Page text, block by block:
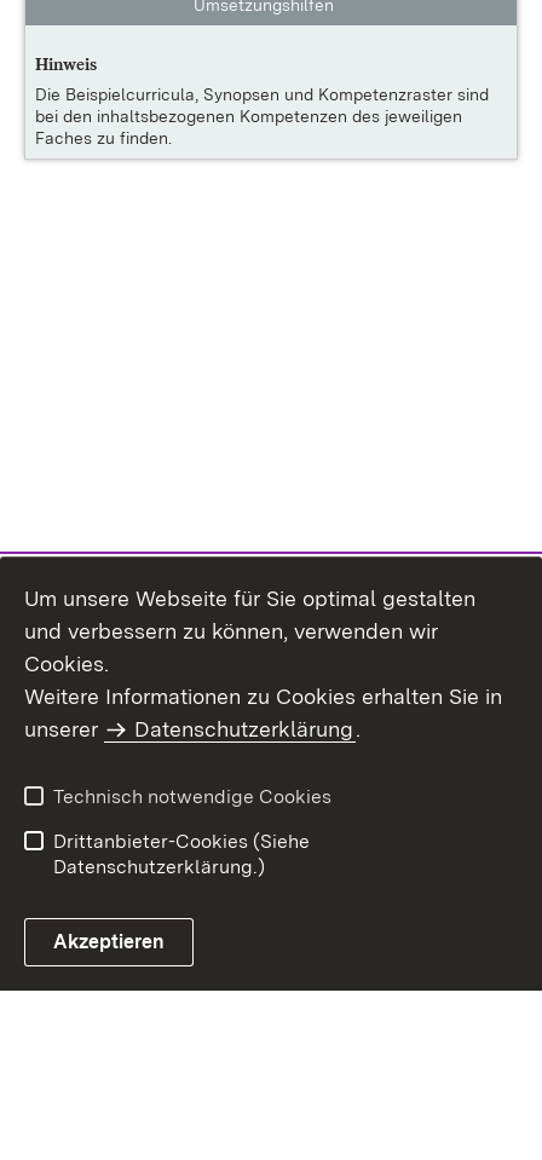
Umsetzungshilfen
Hinweis
Die Beispielcurricula, Synopsen und Kompetenzraster sind
bei den inhaltsbezogenen Kompetenzen des jeweiligen
Faches zu finden.
Um unsere Webseite für Sie optimal gestalten
und verbessern zu können, verwenden wir
Cookies.
Weitere Informationen zu Cookies erhalten Sie in
unserer
Datenschutzerklärung.
Technisch notwendige Cookies
Drittanbieter-Cookies (Siehe
Datenschutzerklärung.)
Akzeptieren